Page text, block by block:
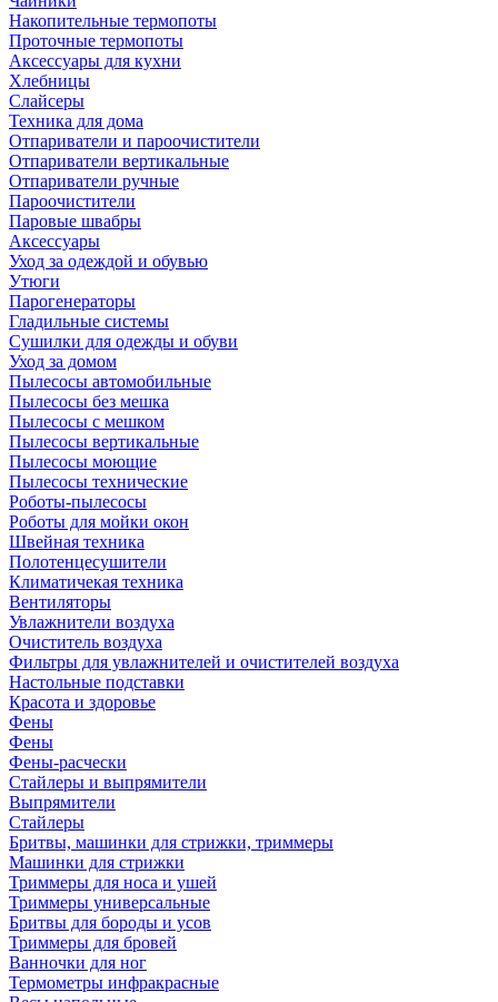
Накопительные термопоты
Проточные термопоты
Аксессуары для кухни
Хлебницы
Слайсеры
Техника для дома
Отпариватели и пароочистители
Отпариватели вертикальные
Отпариватели ручные
Пароочистители
Паровые швабры
Аксессуары
Уход за одеждой и обувью
Утюги
Парогенераторы
Гладильные системы
Сушилки для одежды и обуви
Уход за домом
Пылесосы автомобильные
Пылесосы без мешка
Пылесосы с мешком
Пылесосы вертикальные
Пылесосы моющие
Пылесосы технические
Роботы-пылесосы
Роботы для мойки окон
Швейная техника
Полотенцесушители
Климатичекая техника
Вентиляторы
Увлажнители воздуха
Очиститель воздуха
Фильтры для увлажнителей и очистителей воздуха
Настольные подставки
Красота и здоровье
Фены
Фены
Фены-расчески
Стайлеры и выпрямители
Выпрямители
Стайлеры
Бритвы, машинки для стрижки, триммеры
Машинки для стрижки
Триммеры для носа и ушей
Триммеры универсальные
Бритвы для бороды и усов
Триммеры для бровей
Ванночки для ног
Термометры инфракрасные